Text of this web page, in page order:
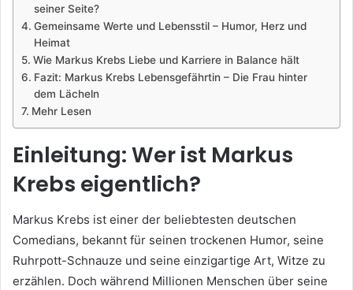
seiner Seite?
Gemeinsame Werte und Lebensstil – Humor, Herz und
Heimat
Wie Markus Krebs Liebe und Karriere in Balance hält
Fazit: Markus Krebs Lebensgefährtin – Die Frau hinter
dem Lächeln
Mehr Lesen
Einleitung: Wer ist Markus
Krebs eigentlich?
Markus Krebs ist einer der beliebtesten deutschen
Comedians, bekannt für seinen trockenen Humor, seine
Ruhrpott-Schnauze und seine einzigartige Art, Witze zu
erzählen. Doch während Millionen Menschen über seine